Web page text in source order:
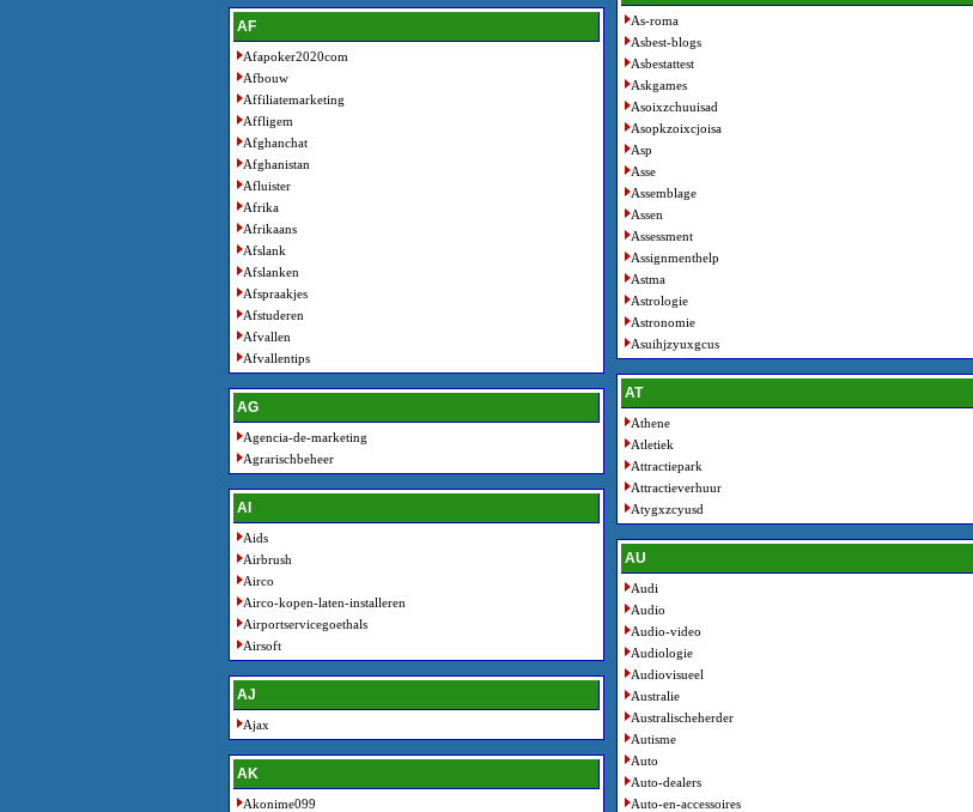
AF
Afapoker2020com
Afbouw
Affiliatemarketing
Affligem
Afghanchat
Afghanistan
Afluister
Afrika
Afrikaans
Afslank
Afslanken
Afspraakjes
Afstuderen
Afvallen
Afvallentips
AG
Agencia-de-marketing
Agrarischbeheer
AI
Aids
Airbrush
Airco
Airco-kopen-laten-installeren
Airportservicegoethals
Airsoft
AJ
Ajax
AK
Akonime099
As-roma
Asbest-blogs
Asbestattest
Askgames
Asoixzchuuisad
Asopkzoixcjoisa
Asp
Asse
Assemblage
Assen
Assessment
Assignmenthelp
Astma
Astrologie
Astronomie
Asuihjzyuxgcus
AT
Athene
Atletiek
Attractiepark
Attractieverhuur
Atygxzcyusd
AU
Audi
Audio
Audio-video
Audiologie
Audiovisueel
Australie
Australischeherder
Autisme
Auto
Auto-dealers
Auto-en-accessoires